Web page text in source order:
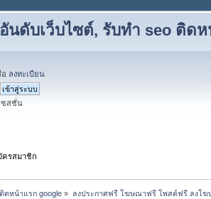
นดับเว็บไซต์, รับทำ seo ติด
อ ลงทะเบียน
ซสชั่น
ครสมาชิก
ดหน้าแรก google » ลงประกาศฟรี โฆษณาฟรี โพสต์ฟรี ลงโฆ